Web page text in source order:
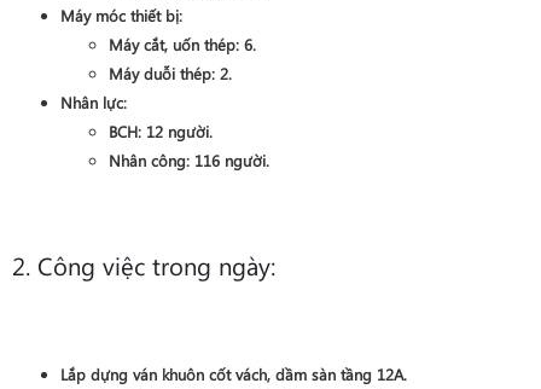
Máy móc thiết bị:
Máy cắt, uốn thép: 6.
Máy duỗi thép: 2.
Nhân lực:
BCH: 12 người.
Nhân công: 116 người.
2. Công việc trong ngày:
Lắp dựng ván khuôn cốt vách, dầm sàn tầng 12A.